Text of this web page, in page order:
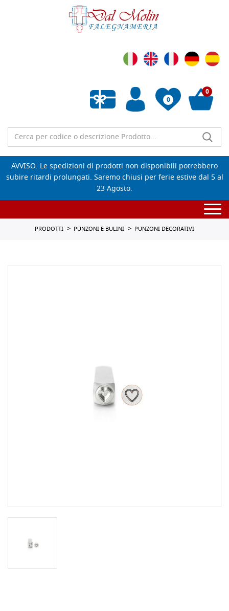
0
Wishlist vuota
0
AVVISO: Le spedizioni di prodotti non disponibili potrebbero
subire ritardi prolungati. Saremo chiusi per ferie estive dal 5 al
23 Agosto.
PRODOTTI PUNZONI E BULINI PUNZONI DECORATIVI